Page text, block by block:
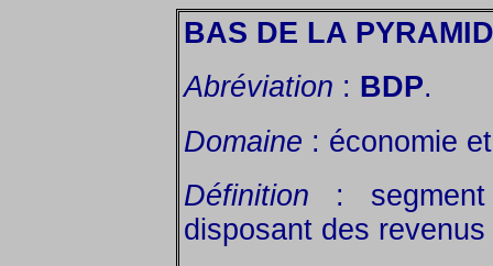
BAS DE LA
Abréviation : BDP.
Domaine : économie
Définition :
disposant des